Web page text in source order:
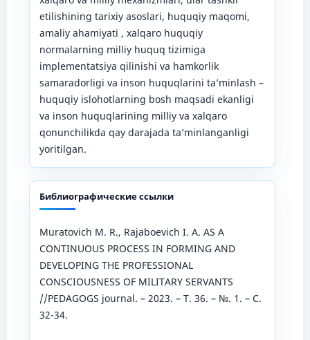
etilishining tarixiy asoslari, huquqiy maqomi,
amaliy ahamiyati , xalqaro huquqiy
normalarning milliy huquq tizimiga
implementatsiya qilinishi va hamkorlik
samaradorligi va inson huquqlarini ta’minlash –
huquqiy islohotlarning bosh maqsadi ekanligi
va inson huquqlarining milliy va xalqaro
qonunchilikda qay darajada ta’minlanganligi
yoritilgan.
Библиографические ссылки
Muratovich M. R., Rajaboevich I. A. AS A
CONTINUOUS PROCESS IN FORMING AND
DEVELOPING THE PROFESSIONAL
CONSCIOUSNESS OF MILITARY SERVANTS
//PEDAGOGS journal. – 2023. – Т. 36. – №. 1. – С.
32-34.